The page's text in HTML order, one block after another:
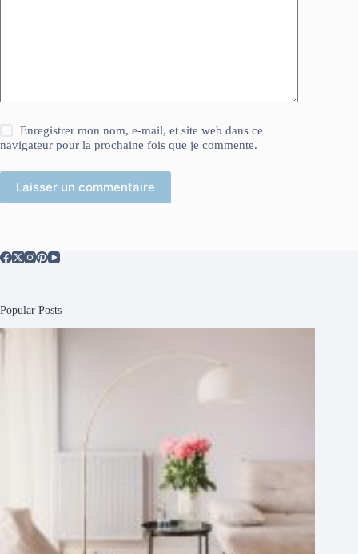
Enregistrer mon nom, e-mail, et site web dans ce
navigateur pour la prochaine fois que je commente.
Laisser un commentaire
Popular Posts